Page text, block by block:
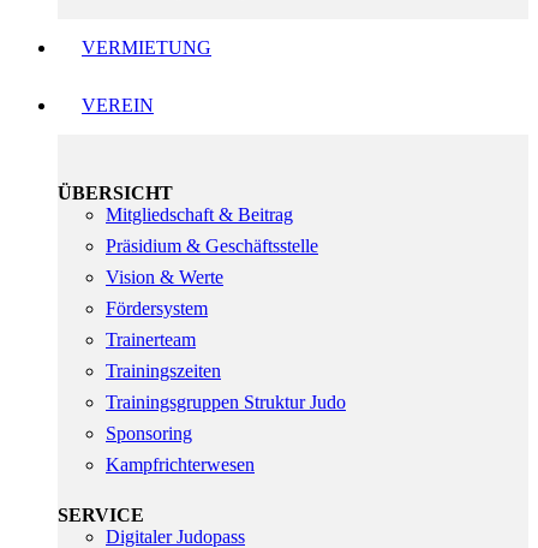
VERMIETUNG
VEREIN
ÜBERSICHT
Mitgliedschaft & Beitrag
Präsidium & Geschäftsstelle
Vision & Werte
Fördersystem
Trainerteam
Trainingszeiten
Trainingsgruppen Struktur Judo
Sponsoring
Kampfrichterwesen
SERVICE
Digitaler Judopass